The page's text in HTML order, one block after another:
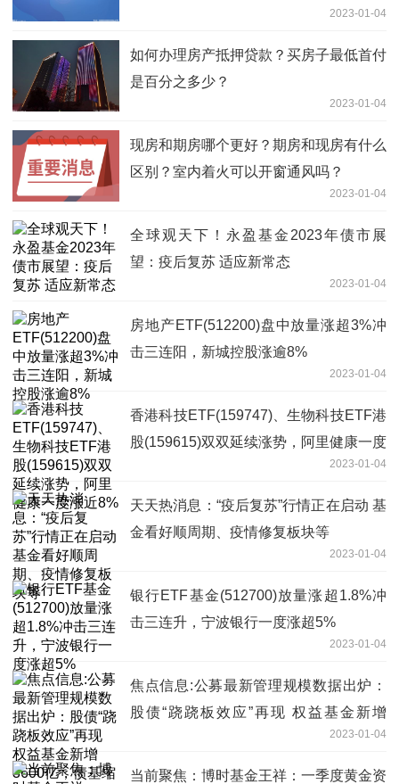
2023-01-04
如何办理房产抵押贷款？买房子最低首付
是百分之多少？
2023-01-04
现房和期房哪个更好？期房和现房有什么
区别？室内着火可以开窗通风吗？
2023-01-04
全球观天下！永盈基金2023年债市展
望：疫后复苏 适应新常态
2023-01-04
房地产ETF(512200)盘中放量涨超3%冲
击三连阳，新城控股涨逾8%
2023-01-04
香港科技ETF(159747)、生物科技ETF港
股(159615)双双延续涨势，阿里健康一度
2023-01-04
天天热消息：“疫后复苏”行情正在启动 基
金看好顺周期、疫情修复板块等
2023-01-04
银行ETF基金(512700)放量涨超1.8%冲
击三连升，宁波银行一度涨超5%
2023-01-04
焦点信息:公募最新管理规模数据出炉：
股债“跷跷板效应”再现 权益基金新增
2023-01-04
当前聚焦：博时基金王祥：一季度黄金资